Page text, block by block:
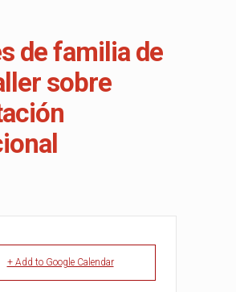
de familia de
sobre
+ Add to Google Calendar